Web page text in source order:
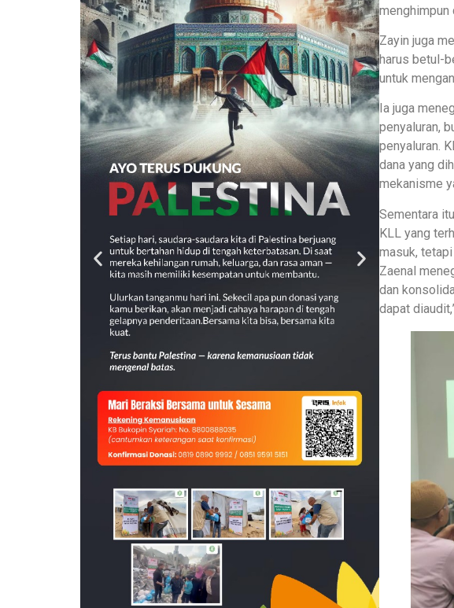
menghimpun
Zayin juga
harus betul-
untuk
Ia juga
penyaluran,
penyaluran.
dana yang
mekanisme
Sementara
KLL yang
masuk,
Zaenal
dan
dapat